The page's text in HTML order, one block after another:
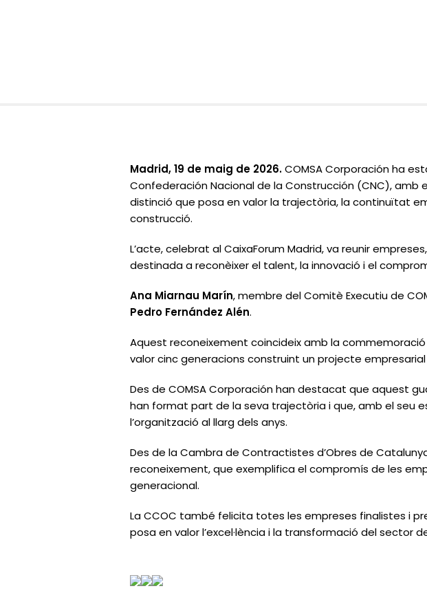
Madrid, 19 de maig de 2026.COMSA Corporación ha
Confederación Nacional de la Construcción (CNC),
distinció que posa en valor la trajectòria, la continuïtat
construcció.
L’acte, celebrat al CaixaForum Madrid, va reunir
destinada a reconèixer el talent, la innovació i el
Ana Miarnau Marín, membre del Comitè Executiu de
Pedro Fernández Alén.
Aquest reconeixement coincideix amb la
valor cinc generacions construint un projecte
Des de COMSA Corporación han destacat que aquest
han format part de la seva trajectòria i que, amb el seu
l’organització al llarg dels anys.
Des de la Cambra de Contractistes d’Obres de
reconeixement, que exemplifica el compromís de les
generacional.
La CCOC també felicita totes les empreses finalistes i
posa en valor l’excel·lència i la transformació del sector